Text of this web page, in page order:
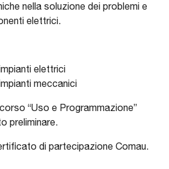
nella soluzione dei problemi e
elettrici.
elettrici
meccanici
“Uso e Programmazione”
preliminare.
di partecipazione Comau.